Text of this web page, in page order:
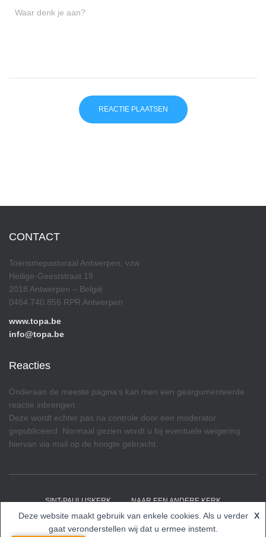
Waar denk je aan?
CONTACT
Toerismepastoraal Antwerpen, vzw
Heilige-Geeststraat 19
2018 Antwerpen – België
0464.740.856 RPR Antwerpen
www.topa.be
info@topa.be
Reacties
Onderaan de meeste pagina’s kan men een geargumenteerde
reactie inbrengen.
Deze wordt echter pas na controle door een moderator
gepubliceerd. Normaal gezien wordt u bij eventuele weigering
hiervan via mail op de hoogte gebracht.
SINT-PAULUSKERK NAAR EEN ANDERE KERK
Hestia | Ontwikkeld door ThemeIsle
Deze website maakt gebruik van enkele cookies. Als u verder
gaat veronderstellen wij dat u ermee instemt.
X